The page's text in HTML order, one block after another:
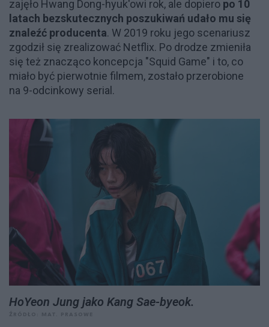
zajęło Hwang Dong-hyuk'owi rok, ale dopiero po 10
latach bezskutecznych poszukiwań udało mu się
znaleźć producenta. W 2019 roku jego scenariusz
zgodził się zrealizować Netflix. Po drodze zmieniła
się też znacząco koncepcja "Squid Game" i to, co
miało być pierwotnie filmem, zostało przerobione
na 9-odcinkowy serial.
HoYeon Jung jako Kang Sae-byeok.